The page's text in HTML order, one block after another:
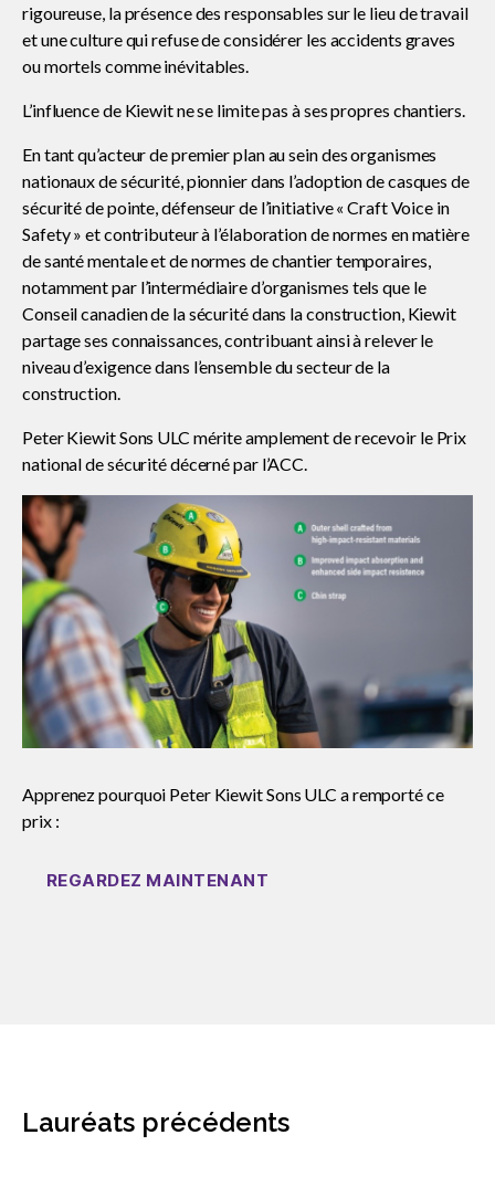
Sondage de l’ACC et de KPMG au
Promouvoir la diversité et l’inclusion
Sécurité sur les chantiers
C101
Lisez votre contrat de construction
exemplaires – webinaires
Outils
Sceau d’or
Show
sub
menu
Événements
menu
rigoureuse, la présence des responsables sur le lieu de travail
et une culture qui refuse de considérer les accidents graves
ou mortels comme inévitables.
L’influence de Kiewit ne se limite pas à ses propres chantiers.
En tant qu’acteur de premier plan au sein des organismes
nationaux de sécurité, pionnier dans l’adoption de casques de
sécurité de pointe, défenseur de l’initiative « Craft Voice in
Safety » et contributeur à l’élaboration de normes en matière
de santé mentale et de normes de chantier temporaires,
notamment par l’intermédiaire d’organismes tels que le
Conseil canadien de la sécurité dans la construction, Kiewit
partage ses connaissances, contribuant ainsi à relever le
niveau d’exigence dans l’ensemble du secteur de la
construction.
Peter Kiewit Sons ULC mérite amplement de recevoir le Prix
national de sécurité décerné par l’ACC.
Apprenez pourquoi Peter Kiewit Sons ULC a remporté ce
prix :
REGARDEZ MAINTENANT
Lauréats précédents